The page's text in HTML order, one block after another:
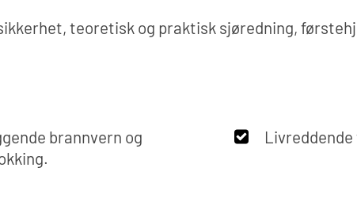
teoretisk og praktisk sjøredning,
brannvern og